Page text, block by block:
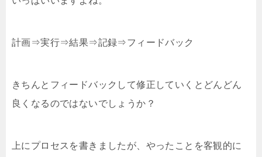
計画⇒実行⇒結果⇒記録⇒フィードバック
きちんとフィードバックして修正していくとどんどん
良くなるのではないでしょうか？
上にプロセスを書きましたが、やったことを客観的に